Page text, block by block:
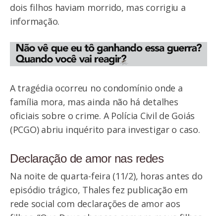
dois filhos haviam morrido, mas corrigiu a
informação.
A tragédia ocorreu no condomínio onde a
família mora, mas ainda não há detalhes
oficiais sobre o crime. A Polícia Civil de Goiás
(PCGO) abriu inquérito para investigar o caso.
Declaração de amor nas redes
Na noite de quarta-feira (11/2), horas antes do
episódio trágico, Thales fez publicação em
rede social com declarações de amor aos